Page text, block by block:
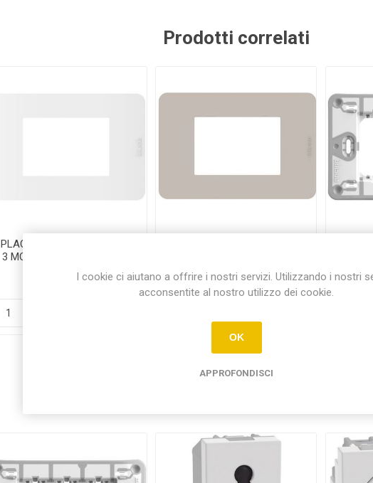
Prodotti correlati
PLACCA BTICINO MATIXGO
3 MODULI COLORE BIANCO
JA4803JW
€1,90
JA4803TS
€2,55
I cookie ci aiutano a offrire i nostri servizi. Utilizzando i nostri
acconsentite al nostro utilizzo dei cookie.
OK
APPROFONDISCI